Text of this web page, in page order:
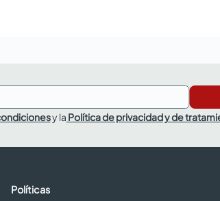
y la Política de privacidad y de
Políticas